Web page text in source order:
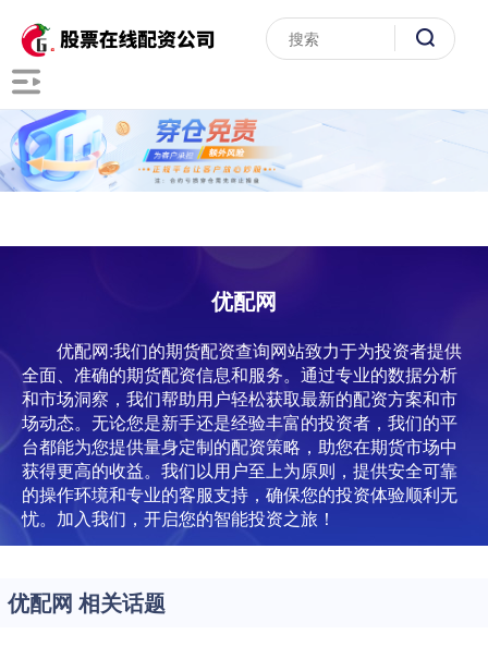
优配网
优配网:我们的期货配资查询网站致力于为投资者提供
全面、准确的期货配资信息和服务。通过专业的数据分析
和市场洞察，我们帮助用户轻松获取最新的配资方案和市
场动态。无论您是新手还是经验丰富的投资者，我们的平
台都能为您提供量身定制的配资策略，助您在期货市场中
获得更高的收益。我们以用户至上为原则，提供安全可靠
的操作环境和专业的客服支持，确保您的投资体验顺利无
忧。加入我们，开启您的智能投资之旅！
优配网 相关话题